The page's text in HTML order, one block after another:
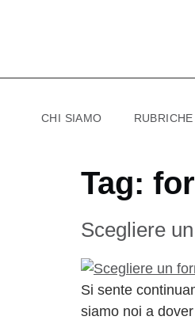
CHI SIAMO RUBRICHE
Tag:
Scegliere
Si sente
siamo noi a